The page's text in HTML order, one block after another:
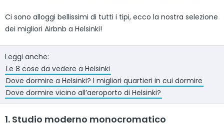
Ci sono alloggi bellissimi di tutti i tipi, ecco la nostra selezione
dei migliori Airbnb a Helsinki!
Leggi anche:
Le 8 cose da vedere a Helsinki
Dove dormire a Helsinki? I migliori quartieri in cui dormire
Dove dormire vicino all’aeroporto di Helsinki?
1. Studio moderno monocromatico